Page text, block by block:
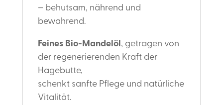
– behutsam, nährend und
bewahrend.
Feines Bio-Mandelöl, getragen von
der regenerierenden Kraft der
Hagebutte,
schenkt sanfte Pflege und natürliche
Vitalität.